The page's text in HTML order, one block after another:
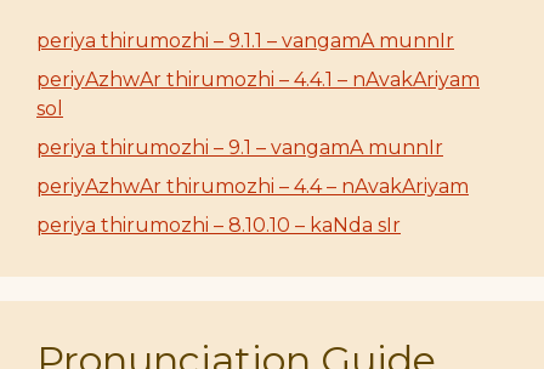
periya thirumozhi – 9.1.1 – vangamA munnIr
periyAzhwAr thirumozhi – 4.4.1 – nAvakAriyam
sol
periya thirumozhi – 9.1 – vangamA munnIr
periyAzhwAr thirumozhi – 4.4 – nAvakAriyam
periya thirumozhi – 8.10.10 – kaNda sIr